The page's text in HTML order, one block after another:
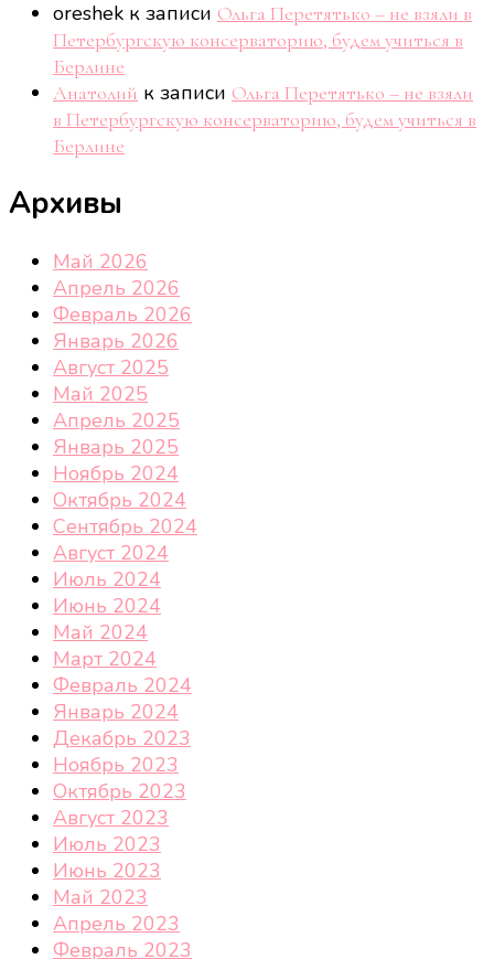
oreshek к записи Ольга Перетятько – не взяли в
Петербургскую консерваторию, будем учиться в
Берлине
Анатолий к записи Ольга Перетятько – не взяли
в Петербургскую консерваторию, будем учиться в
Берлине
Архивы
Май 2026
Апрель 2026
Февраль 2026
Январь 2026
Август 2025
Май 2025
Апрель 2025
Январь 2025
Ноябрь 2024
Октябрь 2024
Сентябрь 2024
Август 2024
Июль 2024
Июнь 2024
Май 2024
Март 2024
Февраль 2024
Январь 2024
Декабрь 2023
Ноябрь 2023
Октябрь 2023
Август 2023
Июль 2023
Июнь 2023
Май 2023
Апрель 2023
Февраль 2023